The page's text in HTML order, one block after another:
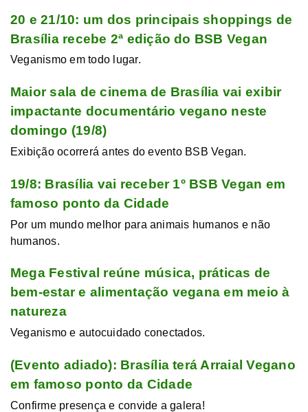
20 e 21/10: um dos principais shoppings de
Brasília recebe 2ª edição do BSB Vegan
Veganismo em todo lugar.
Maior sala de cinema de Brasília vai exibir
impactante documentário vegano neste
domingo (19/8)
Exibição ocorrerá antes do evento BSB Vegan.
19/8: Brasília vai receber 1º BSB Vegan em
famoso ponto da Cidade
Por um mundo melhor para animais humanos e não
humanos.
Mega Festival reúne música, práticas de
bem-estar e alimentação vegana em meio à
natureza
Veganismo e autocuidado conectados.
(Evento adiado): Brasília terá Arraial Vegano
em famoso ponto da Cidade
Confirme presença e convide a galera!